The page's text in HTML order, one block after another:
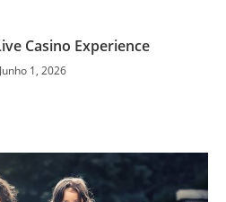
Casino Experience
Junho 1, 2026